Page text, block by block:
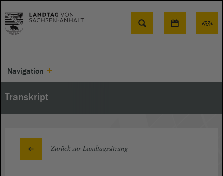
Suche
Navigation
Transkript
Zurück zur Landtagssitzung